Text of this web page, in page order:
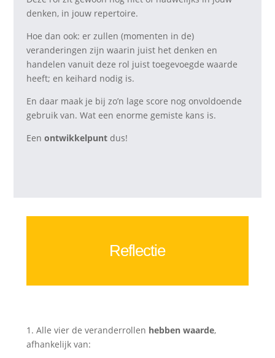
denken, in jouw repertoire.
Hoe dan ook: er zullen (momenten in de)
veranderingen zijn waarin juist het denken en
handelen vanuit deze rol juist toegevoegde waarde
heeft; en keihard nodig is.
En daar maak je bij zo’n lage score nog onvoldoende
gebruik van. Wat een enorme gemiste kans is.
Een ontwikkelpuntdus!
Reflectie
1. Alle vier de veranderrollen hebben waarde,
afhankelijk van: